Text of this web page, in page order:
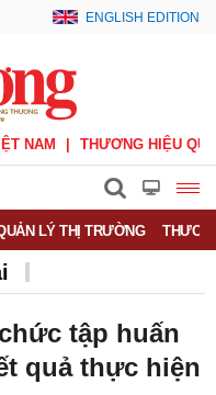
ENGLISH EDITION
NAM THƯƠNG HIỆU
LÝ THỊ TRƯỜNG
UKVFTA
tập huấn
quả thực hiện